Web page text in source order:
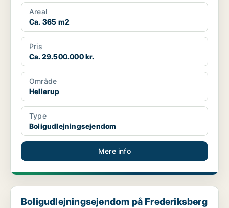
Areal
Ca. 365 m2
Pris
Ca. 29.500.000 kr.
Område
Hellerup
Type
Boligudlejningsejendom
Mere info
Boligudlejningsejendom på Frederiksberg
Boligudlejningsejendom på Frederiksberg